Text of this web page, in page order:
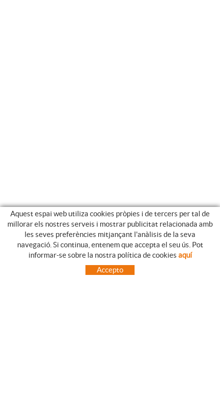
GUIA DE COMPRA
COM UTILITZAR LA NOSTRE BOTIGA ON-LINE
PREGUNTES FREQÜENTS
Aquest espai web utiliza cookies pròpies i de tercers per tal de
millorar els nostres serveis i mostrar publicitat relacionada amb
les seves preferències mitjançant l'anàlisis de la seva
navegació. Si continua, entenem que accepta el seu ús. Pot
informar-se sobre la nostra política de cookies aquí
Accepto